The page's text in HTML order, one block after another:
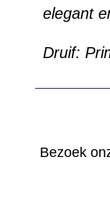
elegant
Druif:
Bezoek